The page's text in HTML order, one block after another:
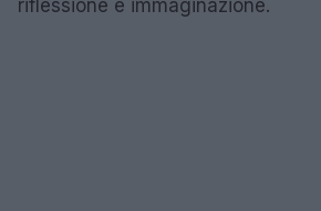
riflessione e immaginazione.